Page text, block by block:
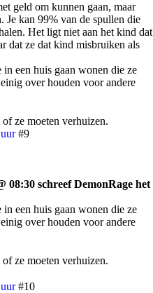
geld om kunnen gaan, maar
kan 99% van de spullen die
Het ligt niet aan het kind dat
dat ze dat kind misbruiken als
een huis gaan wonen die ze
over houden voor andere
ze moeten verhuizen.
#9
08:30 schreef DemonRage het
een huis gaan wonen die ze
over houden voor andere
ze moeten verhuizen.
#10